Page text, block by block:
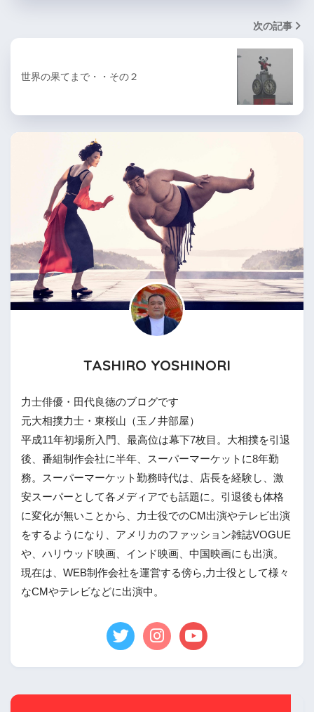
次の記事
世界の果てまで・・その２
TASHIRO YOSHINORI
力士俳優・田代良徳のブログです
元大相撲力士・東桜山（玉ノ井部屋）
平成11年初場所入門、最高位は幕下7枚目。大相撲を引退
後、番組制作会社に半年、スーパーマーケットに8年勤
務。スーパーマーケット勤務時代は、店長を経験し、激
安スーパーとして各メディアでも話題に。引退後も体格
に変化が無いことから、力士役でのCM出演やテレビ出演
をするようになり、アメリカのファッション雑誌VOGUE
や、ハリウッド映画、インド映画、中国映画にも出演。
現在は、WEB制作会社を運営する傍ら,力士役として様々
なCMやテレビなどに出演中。